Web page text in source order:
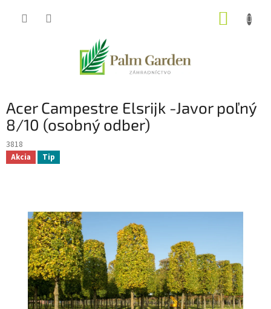
Acer Campestre Elsrijk -Javor poľný
8/10 (osobný odber)
3818
Akcia Tip